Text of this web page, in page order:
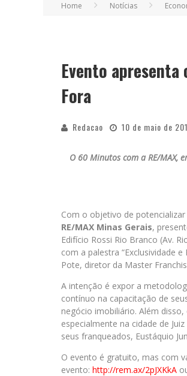
Home Notícias
Evento
Fora
Redacao 10 de maio de
O 60 Minutos com a RE/
Com o objetivo de
RE/MAX Minas Gerais,
Edifício Rossi Rio Branco (Av.
com a palestra “Exclusividade
Pote, diretor da Master
A intenção é expor a
contínuo na capacitação de
negócio imobiliário. Além
especialmente na cidade de
seus franqueados, Eustáquio
O evento é gratuito, mas com
evento: http://rem.ax/2pJXKkA